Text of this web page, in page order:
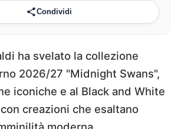
Condividi
ha svelato la collezione
2026/27 "Midnight Swans",
iconiche e al Black and White
creazioni che esaltano